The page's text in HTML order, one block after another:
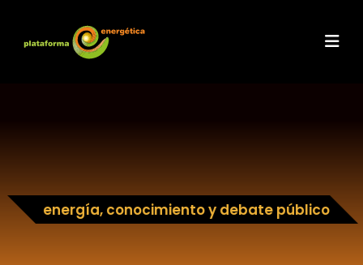
energía, conocimiento y debate público